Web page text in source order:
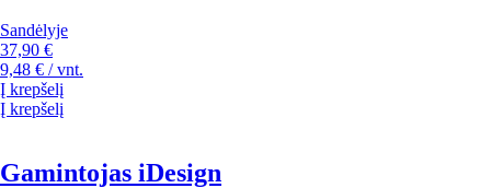
Sandėlyje
37,90 €
9,48 € / vnt.
Į krepšelį
Į krepšelį
Gamintojas iDesign